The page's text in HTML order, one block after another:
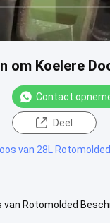
om Koelere
Contact
Deel
van 28L Rotomolded
van Rotomolded